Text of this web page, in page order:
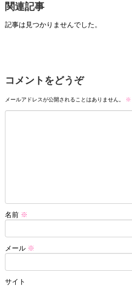
関連記事
記事は見つかりませんでした。
コメントをどうぞ
メールアドレスが公開されることはありません。 ※
名前 ※
メール ※
サイト